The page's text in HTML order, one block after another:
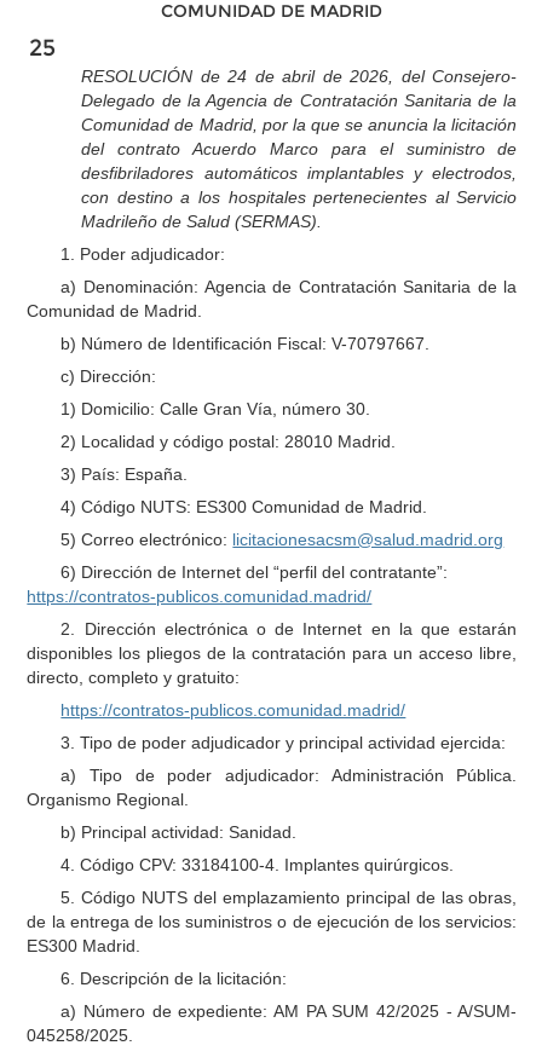
COMUNIDAD DE MADRID
25
RESOLUCIÓN de 24 de abril de 2026, del Consejero-
Delegado de la Agencia de Contratación Sanitaria de la
Comunidad de Madrid, por la que se anuncia la licitación
del contrato Acuerdo Marco para el suministro de
desfibriladores automáticos implantables y electrodos,
con destino a los hospitales pertenecientes al Servicio
Madrileño de Salud (SERMAS).
1. Poder adjudicador:
a) Denominación: Agencia de Contratación Sanitaria de la
Comunidad de Madrid.
b) Número de Identificación Fiscal: V-70797667.
c) Dirección:
1) Domicilio: Calle Gran Vía, número 30.
2) Localidad y código postal: 28010 Madrid.
3) País: España.
4) Código NUTS: ES300 Comunidad de Madrid.
5) Correo electrónico: licitacionesacsm@salud.madrid.org
6) Dirección de Internet del “perfil del contratante”:
https://contratos-publicos.comunidad.madrid/
2. Dirección electrónica o de Internet en la que estarán
disponibles los pliegos de la contratación para un acceso libre,
directo, completo y gratuito:
https://contratos-publicos.comunidad.madrid/
3. Tipo de poder adjudicador y principal actividad ejercida:
a) Tipo de poder adjudicador: Administración Pública.
Organismo Regional.
b) Principal actividad: Sanidad.
4. Código CPV: 33184100-4. Implantes quirúrgicos.
5. Código NUTS del emplazamiento principal de las obras,
de la entrega de los suministros o de ejecución de los servicios:
ES300 Madrid.
6. Descripción de la licitación:
a) Número de expediente: AM PA SUM 42/2025 - A/SUM-
045258/2025.